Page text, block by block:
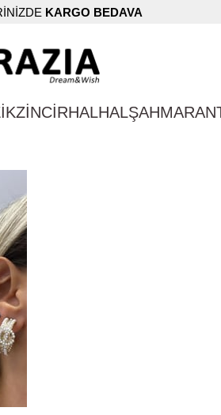
KARGO BEDAVA
ZİNCİRHALHALŞAHMARAN